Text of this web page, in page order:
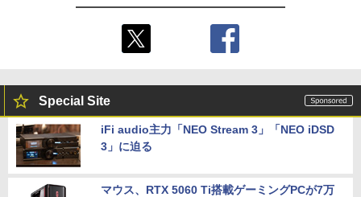
Special Site
iFi audio主力「NEO Stream 3」「NEO iDSD
3」に迫る
マウス、RTX 5060 Ti搭載ゲーミングPCが7万